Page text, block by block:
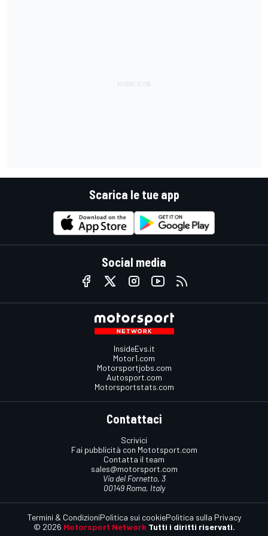
Scarica le tue app
Social media
InsideEvs.it
Motor1.com
Motorsportjobs.com
Autosport.com
Motorsportstats.com
Contattaci
Scrivici
Fai pubblicità con Mototsport.com
Contatta il team
sales@motorsport.com
Via del Fornetto, 3
00149 Roma, Italy
© 2026 Motorsport Network Tutti i diritti riservati.
Termini & CondizioniPolitica sui cookiePolitica sulla Privacy